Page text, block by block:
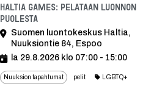
Haltia Games: Pelataan luonnon
puolesta
Suomen luontokeskus Haltia,
Nuuksiontie 84, Espoo
la 29.8.2026 klo 07:00 - 15:00
Nuuksion tapahtumat pelit LGBTQ+